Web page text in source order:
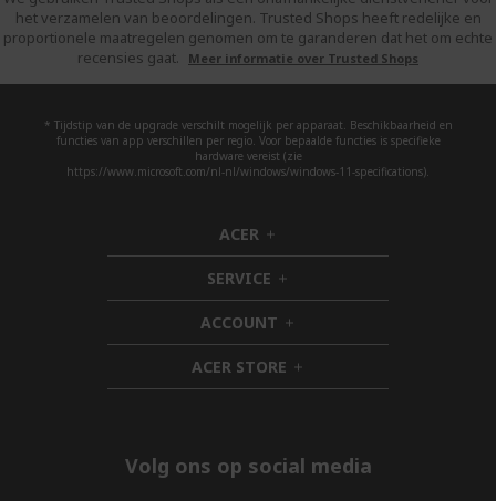
het verzamelen van beoordelingen. Trusted Shops heeft redelijke en
proportionele maatregelen genomen om te garanderen dat het om echte
recensies gaat.
Meer informatie over Trusted Shops
* Tijdstip van de upgrade verschilt mogelijk per apparaat. Beschikbaarheid en
functies van app verschillen per regio. Voor bepaalde functies is specifieke
hardware vereist (zie
https://www.microsoft.com/nl-nl/windows/windows-11-specifications).
ACER h
i
d
d
e
n
SERVICE h
i
d
d
e
n
ACCOUNT h
i
d
d
ACER STORE h
i
e
Volg ons op social media